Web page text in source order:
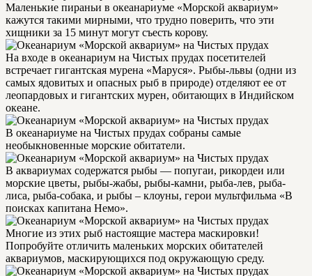
Маленькие пираньи в океанариуме «Морской аквариум»
кажутся такими мирными, что трудно поверить, что эти
хищники за 15 минут могут съесть корову.
На входе в океанариум на Чистых прудах посетителей
встречает гигантская мурена «Маруся». Рыбы-львы (одни из
самых ядовитых и опасных рыб в природе) отделяют ее от
леопардовых и гигантских мурен, обитающих в Индийском
океане.
В океанариуме на Чистых прудах собраны самые
необыкновенные морские обитатели.
В аквариумах содержатся рыбы — попугаи, рикордеи или
морские цветы, рыбы-жабы, рыбы-камни, рыба-лев, рыба-
лиса, рыба-собака, и рыбы – клоуны, герои мультфильма «В
поисках капитана Немо».
Многие из этих рыб настоящие мастера маскировки!
Попробуйте отличить маленьких морских обитателей
аквариумов, маскирующихся под окружающую среду.